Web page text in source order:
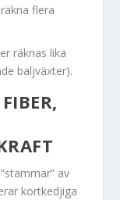
flera
räknas lika
baljväxter).
av
kortkedjiga